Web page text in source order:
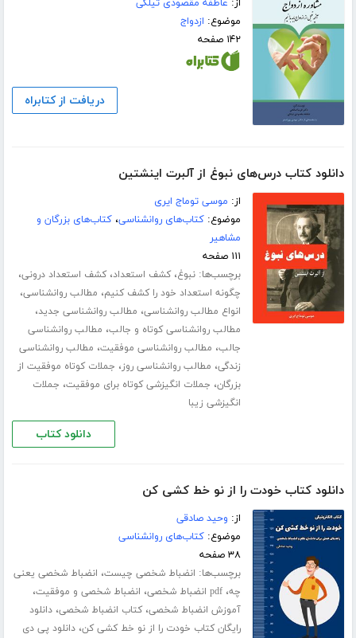
موضوع: ازدواج
۱۴۲ صفحه
دریافت از کتابراه
دانلود کتاب درس‌های نبوغ از آلبرت اینشتین
از: موسی توماج ایری
موضوع:کتاب‌های روانشناسی،کتاب‌های بزرگان و
مشاهیر
۱۱۱ صفحه
برچسب‌ها:نبوغ،کشف استعداد،کشف استعداد درونی،
چگونه استعداد خود را کشف کنیم، مطالب روانشناسی،
انواع مطالب روانشناسی، مطالب روانشناسی جدید،
مطالب روانشناسی کوتاه و جالب، مطالب روانشناسی
جالب، مطالب روانشناسی موفقیت، مطالب روانشناسی
زندگی، مطالب روانشناسی روز، جملات کوتاه موفقیت از
بزرگان، جملات انگیزشی کوتاه برای موفقیت، جملات
انگیزشی زیبا
دانلود کتاب
دانلود کتاب خودت را از نو خط کشی کن
از: وحید صادقی
موضوع:کتاب‌های روانشناسی
۳۸ صفحه
برچسب‌ها: انضباط شخصی چیست، انضباط شخصی یعنی
چه،pdf انضباط شخصی ، انضباط شخصی و موفقیت،
آموزش انضباط شخصی،کتاب انضباط شخصی،دانلود
رایگان کتاب خودت را از نو خط کشی کن،دانلود پی دی